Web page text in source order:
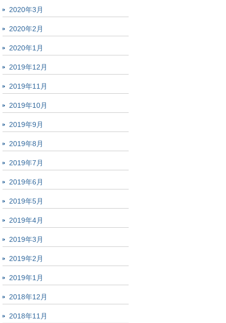
2020年3月
2020年2月
2020年1月
2019年12月
2019年11月
2019年10月
2019年9月
2019年8月
2019年7月
2019年6月
2019年5月
2019年4月
2019年3月
2019年2月
2019年1月
2018年12月
2018年11月